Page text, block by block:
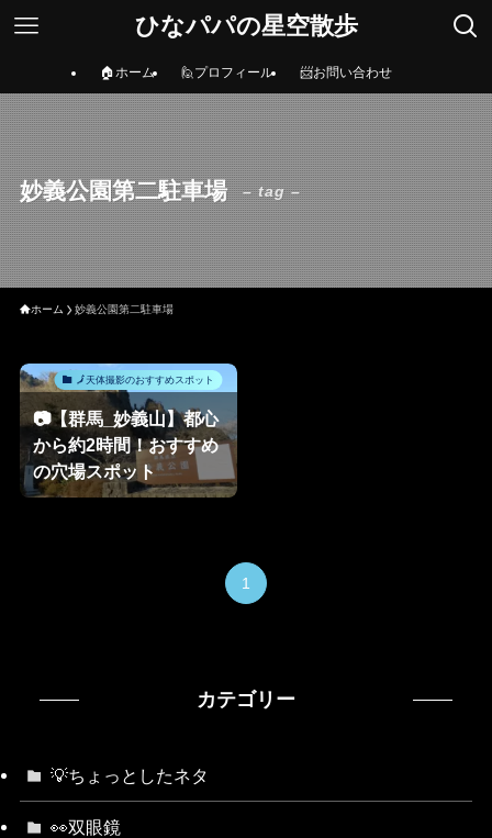
ひなパパの星空散歩
🏠ホーム 🙋プロフィール 📨お問い合わせ
妙義公園第二駐車場 – tag –
ホーム 妙義公園第二駐車場
🗾天体撮影のおすすめスポット
📷【群馬_妙義山】都心
から約2時間！おすすめ
の穴場スポット
1
カテゴリー
💡ちょっとしたネタ
👀双眼鏡